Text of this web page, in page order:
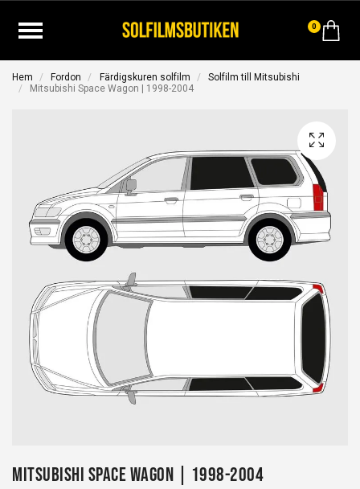
0
Hem Fordon Färdigskuren solfilm
Solfilm till Mitsubishi
Mitsubishi Space Wagon | 1998-2004
Mitsubishi Space Wagon | 1998-2004